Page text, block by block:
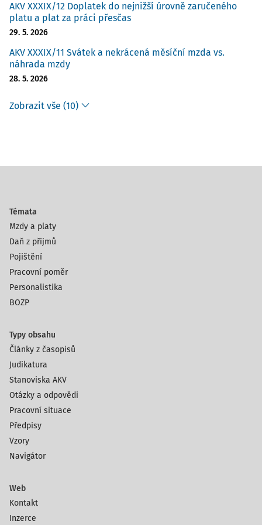
AKV XXXIX/12 Doplatek do nejnižší úrovně zaručeného
platu a plat za práci přesčas
29. 5. 2026
AKV XXXIX/11 Svátek a nekrácená měsíční mzda vs.
náhrada mzdy
28. 5. 2026
Zobrazit vše (10)
Témata
Mzdy a platy
Daň z příjmů
Pojištění
Pracovní poměr
Personalistika
BOZP
Typy obsahu
Články z časopisů
Judikatura
Stanoviska AKV
Otázky a odpovědi
Pracovní situace
Předpisy
Vzory
Navigátor
Web
Kontakt
Inzerce